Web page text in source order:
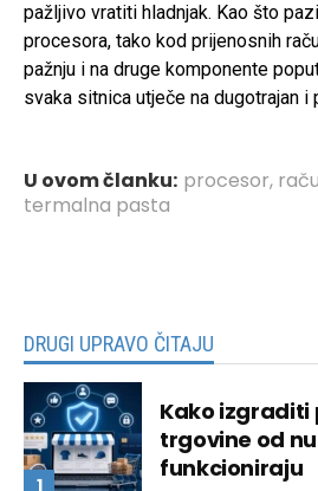
pažljivo vratiti hladnjak. Kao što
procesora, tako kod prijenosnih
pažnju i na druge komponente
svaka sitnica utječe na dugotrajan i
U ovom članku: procesor,
termalna pasta
DRUGI UPRAVO ČITAJU
Kako izgraditi
trgovine od
funkcioniraju